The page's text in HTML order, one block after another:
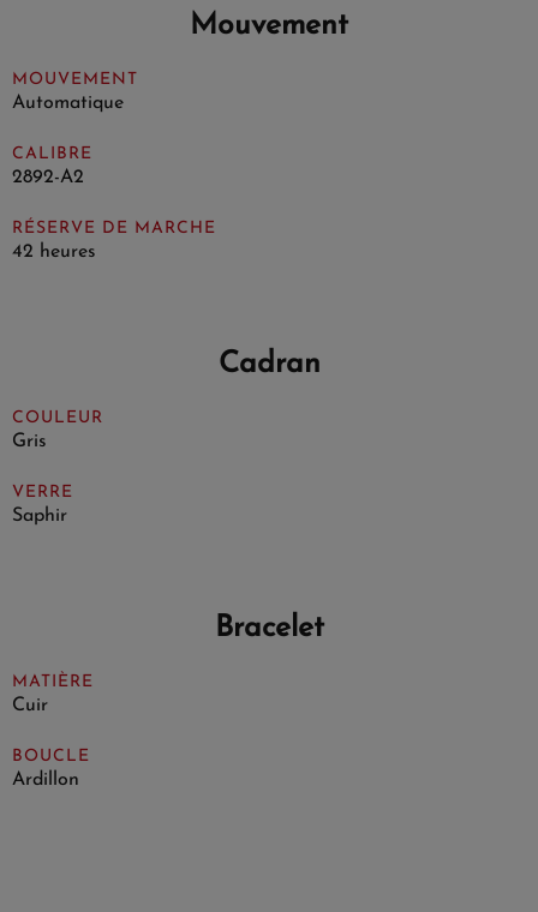
Mouvement
MOUVEMENT
Automatique
CALIBRE
2892-A2
RÉSERVE DE MARCHE
42 heures
Cadran
COULEUR
Gris
VERRE
Saphir
Bracelet
MATIÈRE
Cuir
BOUCLE
Ardillon